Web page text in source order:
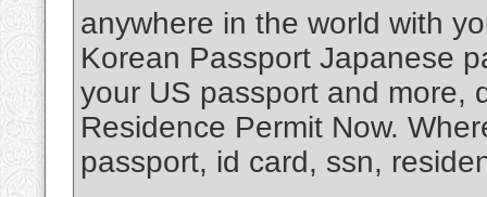
anywhere in the world with
Korean Passport Japanese
your US passport and more,
Residence Permit Now.
passport, id card, ssn,